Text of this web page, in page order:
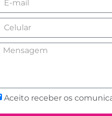
Aceito receber os